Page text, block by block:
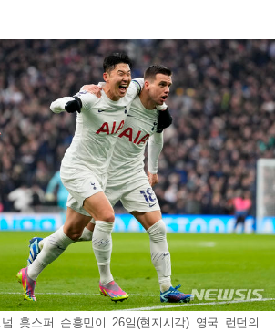
홋스퍼 손흥민이 26일(현지시각) 영국 런던의